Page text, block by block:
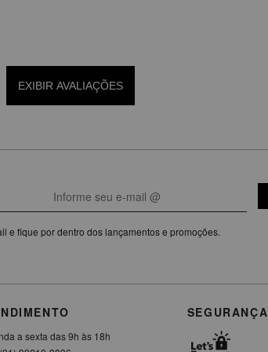
EXIBIR AVALIAÇÕES
e fique por dentro dos lançamentos e promoções.
a sexta das 9h às 18h
SEGURANÇA